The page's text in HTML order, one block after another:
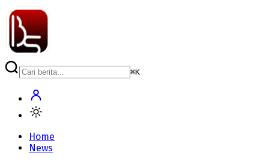
⌘K
Home
News